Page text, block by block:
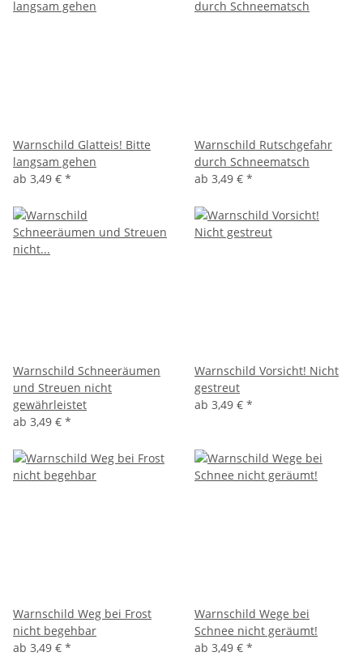
Warnschild Glatteis! Bitte
langsam gehen
ab 3,49 € *
Warnschild Rutschgefahr
durch Schneematsch
ab 3,49 € *
Warnschild Schneeräumen
und Streuen nicht
gewährleistet
ab 3,49 € *
Warnschild Vorsicht! Nicht
gestreut
ab 3,49 € *
Warnschild Weg bei Frost
nicht begehbar
ab 3,49 € *
Warnschild Wege bei
Schnee nicht geräumt!
ab 3,49 € *